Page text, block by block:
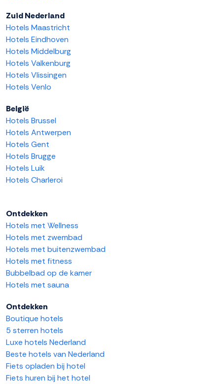
Zuid Nederland
Hotels Maastricht
Hotels Eindhoven
Hotels Middelburg
Hotels Valkenburg
Hotels Vlissingen
Hotels Venlo
België
Hotels Brussel
Hotels Antwerpen
Hotels Gent
Hotels Brugge
Hotels Luik
Hotels Charleroi
Ontdekken
Hotels met Wellness
Hotels met zwembad
Hotels met buitenzwembad
Hotels met fitness
Bubbelbad op de kamer
Hotels met sauna
Ontdekken
Boutique hotels
5 sterren hotels
Luxe hotels Nederland
Beste hotels van Nederland
Fiets opladen bij hotel
Fiets huren bij het hotel